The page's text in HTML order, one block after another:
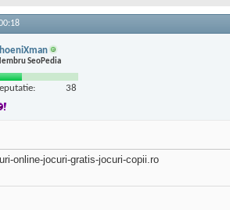
SeoPedia
38
online-jocuri-gratis-jocuri-copii.ro